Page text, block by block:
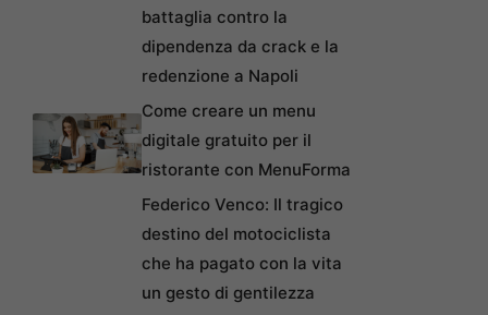
battaglia contro la
dipendenza da crack e la
redenzione a Napoli
Come creare un menu
digitale gratuito per il
ristorante con MenuForma
Federico Venco: Il tragico
destino del motociclista
che ha pagato con la vita
un gesto di gentilezza